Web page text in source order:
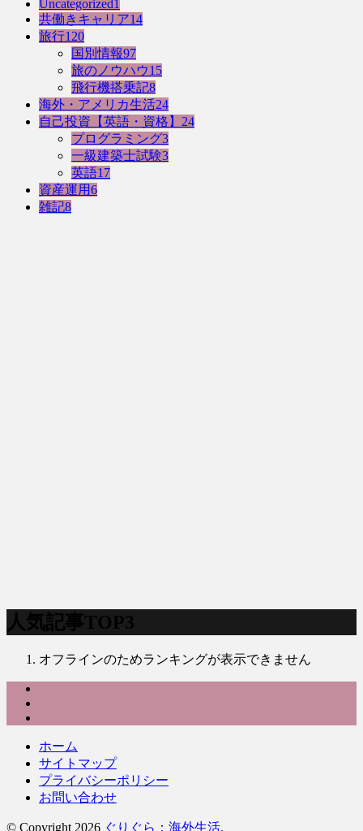
Uncategorized1
共働きキャリア14
旅行120
国別情報97
旅のノウハウ15
飛行機搭乗記8
海外・アメリカ生活24
自己投資【英語・資格】 24
プログラミング3
一級建築士試験3
英語17
資産運用6
雑記8
人気記事TOP3
オフラインのためランキングが表示できません
ホーム
サイトマップ
プライバシーポリシー
お問い合わせ
© Copyright 2026 ぐりぐら：海外生活.